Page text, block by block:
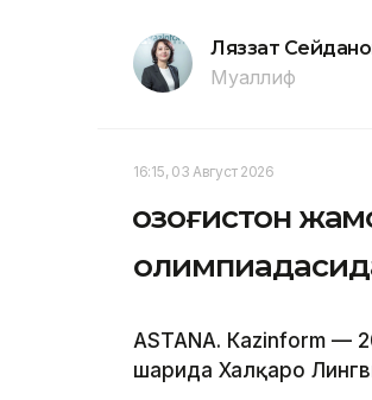
Ляззат
Муаллиф
16:15, 03 Август 2026
Қозоғистон
ASTANА. Кazinform —
шаҳрида Халқаро